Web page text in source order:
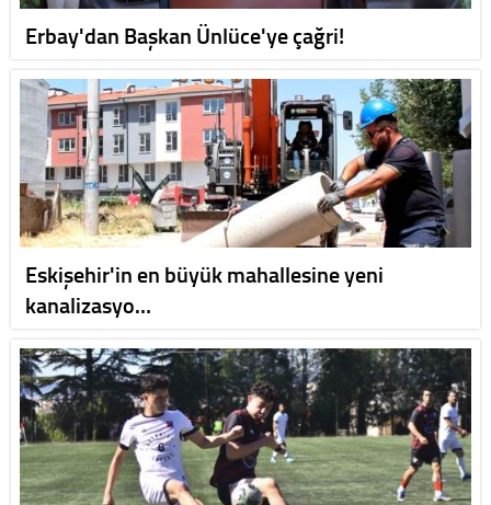
Erbay'dan Başkan Ünlüce'ye çağri!
Eskişehir'in en büyük mahallesine yeni
kanalizasyo…